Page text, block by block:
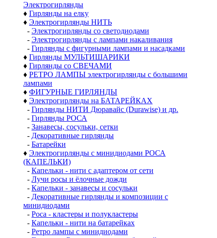
Электро­гирлянды
♦ Гирлянды на елку
♦ Электрогирлянды НИТЬ
- Электрогирлянды со светодиодами
- Электрогирлянды с лампами накаливания
- Гирлянды с фигурными лампами и насадками
♦ Гирлянды МУЛЬТИШАРИКИ
♦ Гирлянды со СВЕЧАМИ
♦ РЕТРО ЛАМПЫ электрогирлянды с большими
лампами
♦ ФИГУРНЫЕ ГИРЛЯНДЫ
♦ Электрогирлянды на БАТАРЕЙКАХ
- Гирлянды НИТИ Дюравайс (Durawise) и др.
- Гирлянды РОСА
- Занавесы, сосульки, сетки
- Декоративные гирлянды
- Батарейки
♦ Электрогирлянды с минидиодами РОСА
(КАПЕЛЬКИ)
- Капельки - нити с адаптером от сети
- Лучи росы и ёлочные дожди
- Капельки - занавесы и сосульки
- Декоративные гирлянды и композиции с
минидиодами
- Роса - кластеры и полукластеры
- Капельки - нити на батарейках
- Ретро лампы с минидиодами